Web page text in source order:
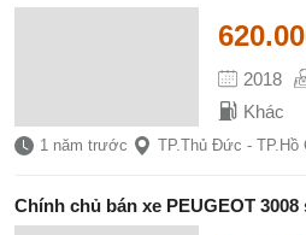
2018
Khác
1 năm trước TP.Thủ Đức - TP.Hồ
Chính chủ bán xe PEUGEOT 3008